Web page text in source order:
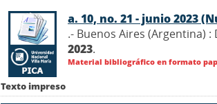
Texto impreso
a. 10, no. 21 - junio 2023
.- Buenos Aires (Argentina)
2023.
Material bibliográfico en formato